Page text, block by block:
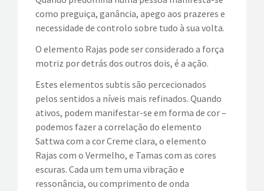
como preguiça, ganância, apego aos prazeres e
necessidade de controlo sobre tudo à sua volta.
O elemento Rajas pode ser considerado a força
motriz por detrás dos outros dois, é a ação.
Estes elementos subtis são percecionados
pelos sentidos a níveis mais refinados. Quando
ativos, podem manifestar-se em forma de cor –
podemos fazer a correlação do elemento
Sattwa com a cor Creme clara, o elemento
Rajas com o Vermelho, e Tamas com as cores
escuras. Cada um tem uma vibração e
ressonância, ou comprimento de onda